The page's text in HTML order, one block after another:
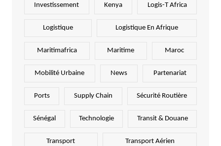
Investissement Kenya Logis-T Africa
Logistique Logistique En Afrique
Maritimafrica Maritime Maroc
Mobilité Urbaine News Partenariat
Ports Supply Chain Sécurité Routière
Sénégal Technologie Transit & Douane
Transport Transport Aérien